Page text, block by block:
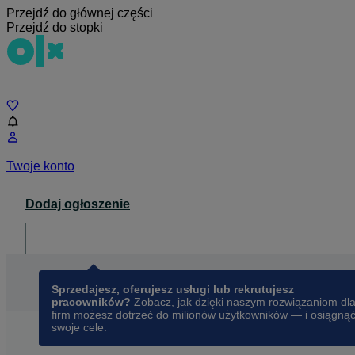
Przejdź do głównej części
Przejdź do stopki
Twoje konto
Dodaj ogłoszenie
Sprzedajesz, oferujesz usługi lub rekrutujesz
pracowników? Zobacz, jak dzięki naszym rozwiązaniom dla
firm możesz dotrzeć do milionów użytkowników — i osiągnąć
swoje cele.